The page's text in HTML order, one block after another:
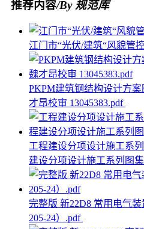
推荐内容/By 规范库
江门市“光伏/建筑“风貌管
PKPM建筑钢结构设计方
才昂校审 13045383.pdf
工程建设分项设计施工系
建设分项设计施工系列图
完整版 新22D8 常用电气
205-24）.pdf